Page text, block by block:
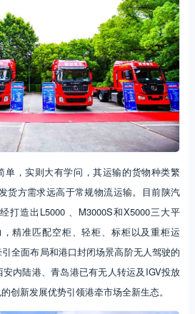
单，实则大有学问，其运输的货物种类繁
货方需求远高于常规物流运输。目前陕汽
打造出L5000 、M3000S和X5000三大平
精准匹配空柜、轻柜、标柜以及重柜运
全面布局和港口封闭场景高阶无人驾驶的
内陆港、青岛港已有无人转运及IGV投放
创新发展优势引领港牵市场全新生态。